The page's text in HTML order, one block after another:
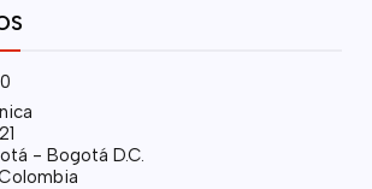
- Bogotá D.C.